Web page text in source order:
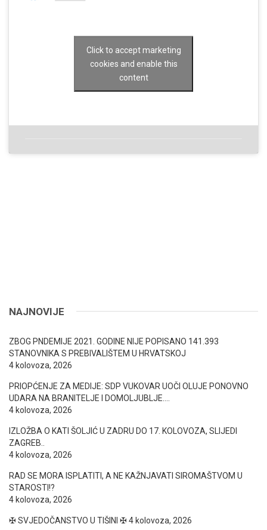
Click to accept marketing
cookies and enable this
content
NAJNOVIJE
ZBOG PNDEMIJE 2021. GODINE NIJE POPISANO 141.393
STANOVNIKA S PREBIVALIŠTEM U HRVATSKOJ
4 kolovoza, 2026
PRIOPĆENJE ZA MEDIJE: SDP VUKOVAR UOČI OLUJE PONOVNO
UDARA NA BRANITELJE I DOMOLJUBLJE….
4 kolovoza, 2026
IZLOŽBA O KATI ŠOLJIĆ U ZADRU DO 17. KOLOVOZA, SLIJEDI
ZAGREB..
4 kolovoza, 2026
RAD SE MORA ISPLATITI, A NE KAŽNJAVATI SIROMAŠTVOM U
STAROSTI!?
4 kolovoza, 2026
✠ SVJEDOČANSTVO U TIŠINI ✠ 4 kolovoza, 2026